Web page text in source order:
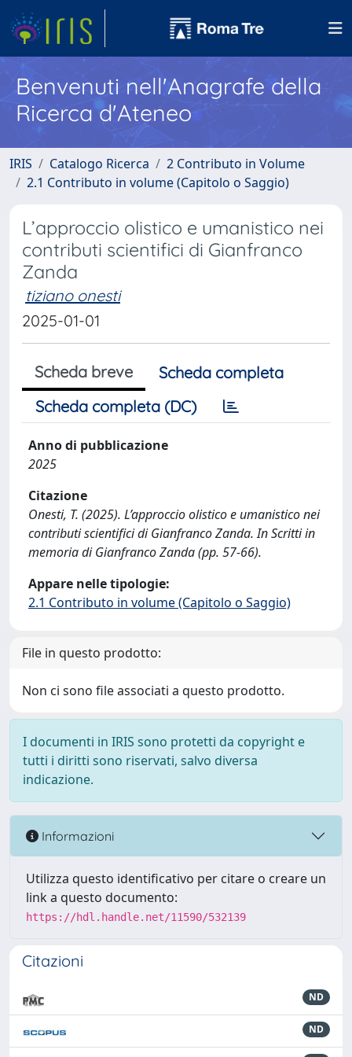
Benvenuti nell'Anagrafe della
Ricerca d'Ateneo
IRIS Catalogo Ricerca
2 Contributo in Volume
2.1 Contributo in volume (Capitolo o Saggio)
L’approccio olistico e umanistico nei
contributi scientifici di Gianfranco
Zanda
tiziano onesti
2025-01-01
Scheda breve
Scheda completa
Scheda completa (DC)
Anno di pubblicazione
2025
Citazione
Onesti, T. (2025). L’approccio olistico e umanistico nei
contributi scientifici di Gianfranco Zanda. In Scritti in
memoria di Gianfranco Zanda (pp. 57-66).
Appare nelle tipologie:
2.1 Contributo in volume (Capitolo o Saggio)
File in questo prodotto:
Non ci sono file associati a questo prodotto.
I documenti in IRIS sono protetti da copyright e
tutti i diritti sono riservati, salvo diversa
indicazione.
Informazioni
Utilizza questo identificativo per citare o creare un
link a questo documento:
https://hdl.handle.net/11590/532139
Citazioni
ND
ND